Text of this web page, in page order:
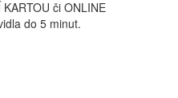
či ONLINE
do 5 minut.